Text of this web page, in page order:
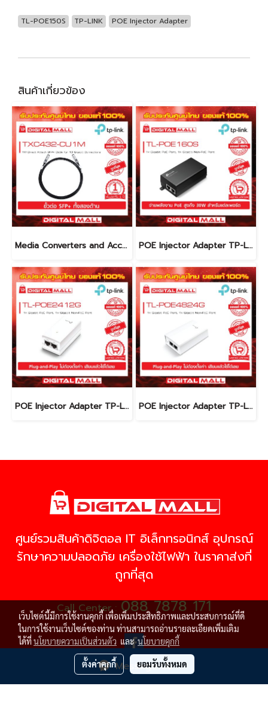
Message Us
TL-POE150S TP-LINK POE Injector Adapter
สินค้าเกี่ยวข้อง
Media Converters and Accessories TP-LINK TXC432-CU1M สายต่อ SFP+ โดยตรง รับประกันตลอดอายุการใช้งาน POE Injector Adapter TP-LINK TL-POE160S อุปกรณ์ขยายสัญญาณ POE รับประกันตลอดอายุการใช้งาน
POE Injector Adapter TP-LINK TL-POE2412G อุปกรณ์ขยายสัญญาณ POE รับประกันตลอดอายุการใช้งาน POE Injector Adapter TP-LINK TL-POE4824G อุปกรณ์ขยายสัญญาณ POE รับประกันตลอดอายุการใช้งาน
ศูนย์รวมสินค้าดิจิตอล IT อิเล็กทรอนิกส์ อุปกรณ์
รักษาความปลอดภัย เครื่องใช้ไฟฟ้า ในราคาส่งที่
ถูกที่สุด
Call Center : 088 7878 171
เว็บไซต์นี้มีการใช้งานคุกกี้ เพื่อเพิ่มประสิทธิภาพและประสบการณ์ที่ดี
ในการใช้งานเว็บไซต์ของท่าน ท่านสามารถอ่านรายละเอียดเพิ่มเติม
ได้ที่นโยบายความเป็นส่วนตัว และนโยบายคุกกี้
ตั้งค่าคุกกี้ ยอมรับทั้งหมด